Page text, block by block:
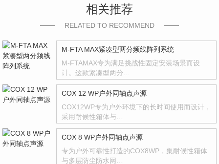
相关推荐
RELATED TO RECOMMEND
M-FTA MAX紧凑型两分频线阵列系统
M-FTAMAX专为满足挑战性固定安装场景而设
计。这款紧凑型两分…
COX 12 WP户外同轴点声源
COX12WP专为户外环境下的长时间使用而设计，
采用耐候性箱体与…
COX 8 WP户外同轴点声源
专为户外可靠性打造的COX8WP，集耐候性箱体
与多层防尘防水网…